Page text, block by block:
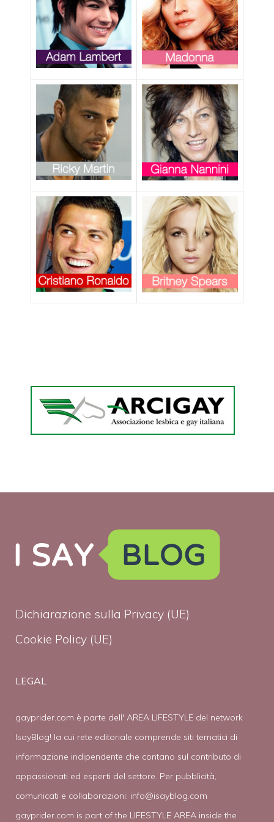
Dichiarazione sulla Privacy (UE)
Cookie Policy (UE)
LEGAL
gayprider.com è parte dell' AREA LIFESTYLE del network
IsayBlog! la cui rete editoriale comprende siti tematici di
informazione indipendente che contano sul contributo di
appassionati ed esperti del settore. Per pubblicità,
comunicati e collaborazioni: info@isayblog.com
gayprider.com is part of the LIFESTYLE AREA inside the